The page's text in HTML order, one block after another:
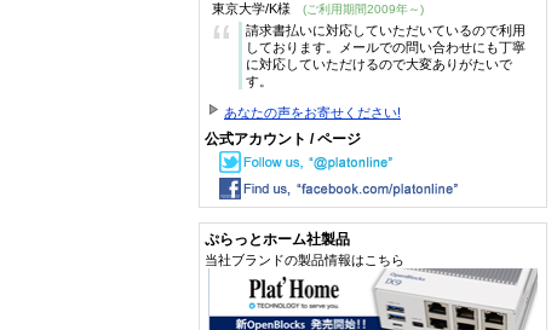
東京大学/K様 (ご利用期間2009年～)
“
請求書払いに対応していただいているので利用
しております。メールでの問い合わせにも丁寧
に対応していただけるので大変ありがたいで
す。
あなたの声をお寄せください!
公式アカウント / ページ
ぷらっとホーム社製品
当社ブランドの製品情報はこちら